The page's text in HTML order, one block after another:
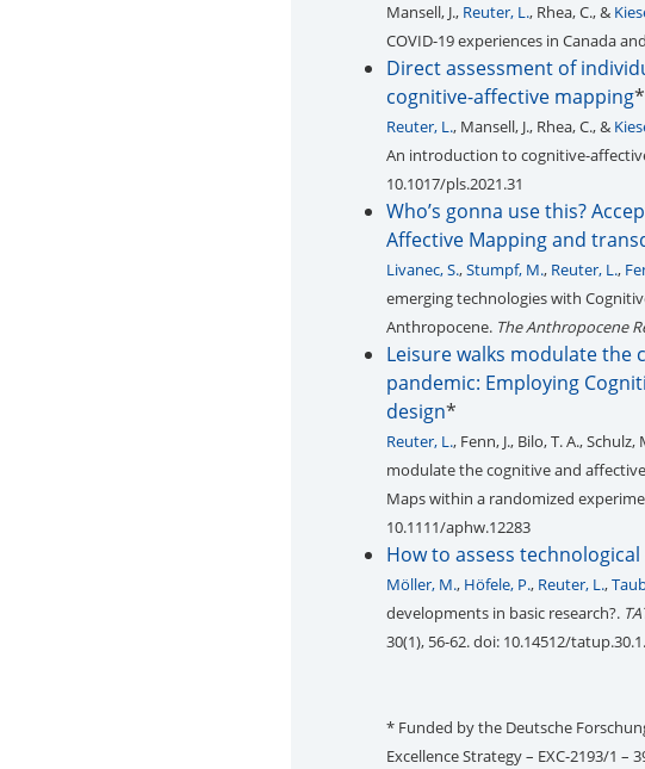
Mansell, J., Reuter, L., Rhea, C., &
COVID-19 experiences in Canada
Direct assessment of
cognitive-affective mapping*
Reuter, L., Mansell, J., Rhea, C., &
An introduction to cognitive-
10.1017/pls.2021.31
Who’s gonna use this?
Affective Mapping and
Livanec, S.,Stumpf, M., Reuter, L.,
emerging technologies with
Anthropocene. The Anthropocene
Leisure walks modulate
pandemic: Employing
design*
Reuter, L., Fenn, J., Bilo, T. A.,
modulate the cognitive and
Maps within a randomized
10.1111/aphw.12283
How to assess
Möller, M., Höfele, P., Reuter, L.,
developments in basic research?.
30(1), 56-62. doi: 10.14512/
* Funded by the Deutsche
Excellence Strategy – EXC-2193/1 –